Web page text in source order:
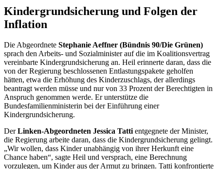
Kindergrundsicherung und Folgen der
Inflation
Die Abgeordnete Stephanie Aeffner (Bündnis 90/Die Grünen)
sprach den Arbeits- und Sozialminister auf die im Koalitionsvertrag
vereinbarte Kindergrundsicherung an. Heil erinnerte daran, dass die
von der Regierung beschlossenen Entlastungspakete geholfen
hätten, etwa die Erhöhung des Kinderzuschlags, der allerdings
beantragt werden müsse und nur von 33 Prozent der Berechtigten in
Anspruch genommen werde. Er unterstütze die
Bundesfamilienministerin bei der Einführung einer
Kindergrundsicherung.
DerLinken-Abgeordneten Jessica Tatti entgegnete der Minister,
die Regierung arbeite daran, dass die Kindergrundsicherung gelingt.
„Wir wollen, dass Kinder unabhängig von ihrer Herkunft eine
Chance haben“, sagte Heil und versprach, eine Berechnung
vorzulegen, um Kinder aus der Armut zu bringen. Tatti konfrontierte